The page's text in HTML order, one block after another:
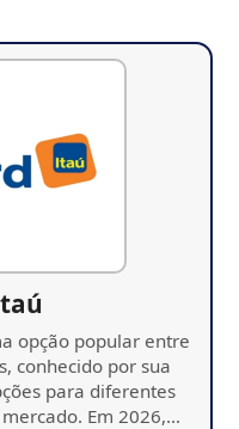
opção popular entre
conhecido por sua
para diferentes
Em 2026,…